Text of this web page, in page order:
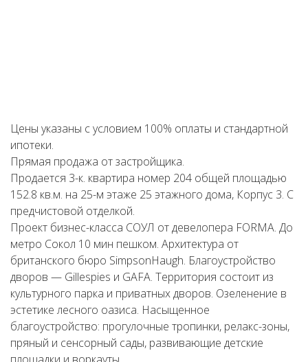
Цены указаны с условием 100% оплаты и стандартной
ипотеки.
Прямая продажа от застройщика.
Продается 3-к. квартира номер 204 общей площадью
152.8 кв.м. на 25-м этаже 25 этажного дома, Корпус 3. С
предчистовой отделкой.
Проект бизнес-класса СОУЛ от девелопера FORMA. До
метро Сокол 10 мин пешком. Архитектура от
британского бюро SimpsonHaugh. Благоустройство
дворов — Gillespies и GAFA. Территория состоит из
культурного парка и приватных дворов. Озеленение в
эстетике лесного оазиса. Насыщенное
благоустройство: прогулочные тропинки, релакс-зоны,
пряный и сенсорный сады, развивающие детские